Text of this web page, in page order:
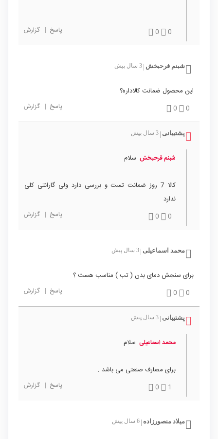
0
0 پاسخ | گزارش
شبنم فرحبخش 3 سال پیش
این محصول ضمانت کالاداره؟
0
0 پاسخ | گزارش
پشتیبانی 3 سال پیش
شبنم فرحبخش سلام
کالا 7 روز ضمانت تست و بررسی دارد ولی گارانتی کلی
ندارد
0
0 پاسخ | گزارش
محمد اسماعیلی 3 سال پیش
برای سنجش دمای بدن ( تب ) مناسب هست ؟
0
0 پاسخ | گزارش
پشتیبانی 3 سال پیش
محمد اسماعیلی سلام
برای مصارف صنعتی می باشد .
1
0 پاسخ | گزارش
میلاد منصورزاده 6 سال پیش